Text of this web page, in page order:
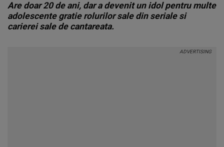
Are doar 20 de ani, dar a devenit un idol pentru multe
adolescente gratie rolurilor sale din seriale si
carierei sale de cantareata.